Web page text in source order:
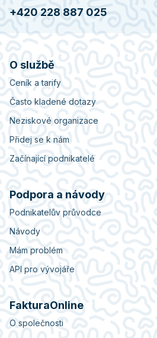
+420 228 887 025
O službě
Ceník a tarify
Často kladené dotazy
Neziskové organizace
Přidej se k nám
Začínající podnikatelé
Podpora a návody
Podnikatelův průvodce
Návody
Mám problém
API pro vývojáře
FakturaOnline
O společnosti